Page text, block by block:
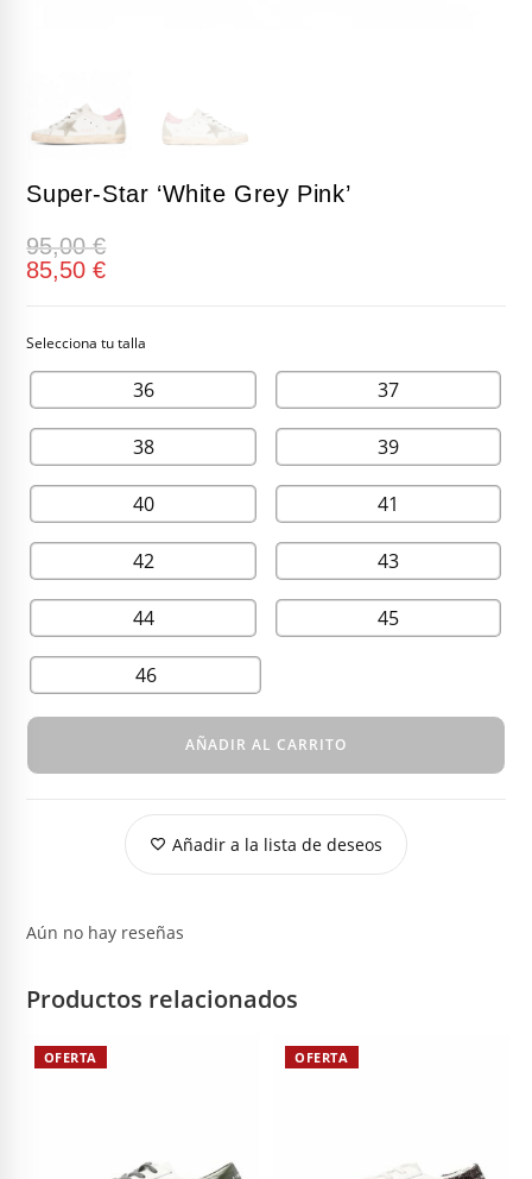
Super-Star ‘White Grey Pink’
95,00€
85,50€
36 37
38 39
40 41
42 43
44 45
46
AÑADIR AL CARRITO
Añadir a la lista de deseos
Aún no hay reseñas
Productos relacionados
OFERTA OFERTA